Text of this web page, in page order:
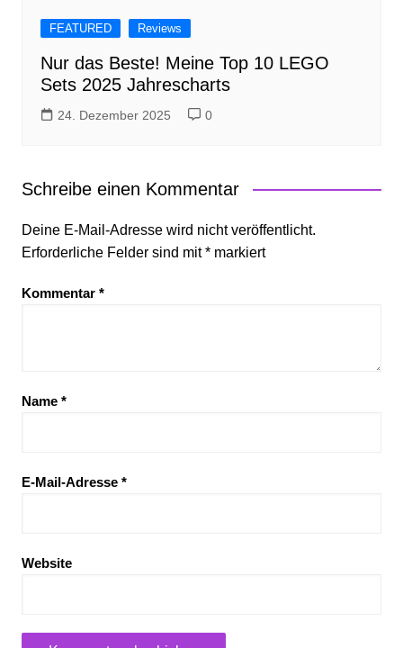
FEATURED Reviews
Nur das Beste! Meine Top 10 LEGO
Sets 2025 Jahrescharts
24. Dezember 2025 0
Schreibe einen Kommentar
Deine E-Mail-Adresse wird nicht veröffentlicht.
Erforderliche Felder sind mit*markiert
Kommentar *
Name *
E-Mail-Adresse *
Website